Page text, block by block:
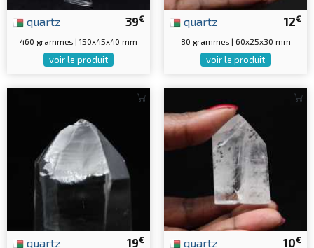
39€
quartz
460 grammes | 150x45x40 mm
voir le produit
12€
quartz
80 grammes | 60x25x30 mm
voir le produit
19€
quartz 10€
quartz